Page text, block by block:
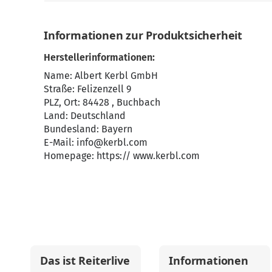
Informationen zur Produktsicherheit
Herstellerinformationen:
Name: Albert Kerbl GmbH
Straße: Felizenzell 9
PLZ, Ort: 84428 , Buchbach
Land: Deutschland
Bundesland: Bayern
E-Mail: info@kerbl.com
Homepage: https:// www.kerbl.com
Das ist Reiterlive Informationen